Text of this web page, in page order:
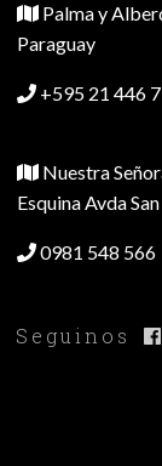
Palma y
Paraguay
+595 21 446
Nuestra
Esquina Avda
0981 548 566
Seguinos